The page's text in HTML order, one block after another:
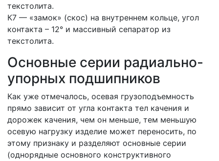
текстолита.
К7 — «замок» (скос) на внутреннем кольце, угол
контакта – 12° и массивный сепаратор из
текстолита.
Основные серии радиально-
упорных подшипников
Как уже отмечалось, осевая грузоподъемность
прямо зависит от угла контакта тел качения и
дорожек качения, чем он меньше, тем меньшую
осевую нагрузку изделие может переносить, по
этому признаку и разделяют основные серии
(однорядные основного конструктивного